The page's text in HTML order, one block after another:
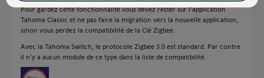
Pour gardez cette fonctionnalité vous devez rester sur l'application
Tahoma Classic et ne pas faire la migration vers la nouvelle application,
sinon vous perdez la compatibilité de la Clé Zigbee.
Avec la Tahoma Switch, le protocole Zigbee 3.0 est standard. Par contre
il n'y a aucun module de ce type dans la liste de compatibilité.